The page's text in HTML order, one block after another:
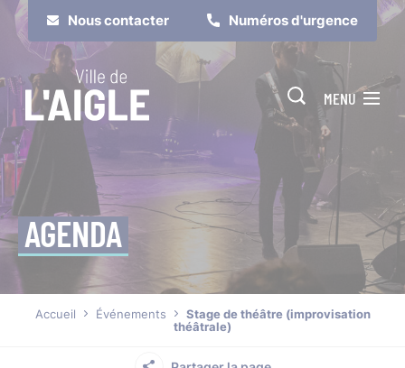
Nous contacter Numéros d'urgence
MENU
AGENDA
Accueil Événements
Stage de théâtre (improvisation
théâtrale)
Cookies management panel